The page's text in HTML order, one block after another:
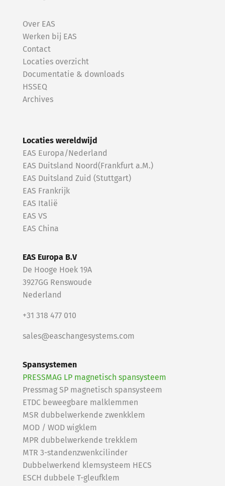
Spansystemen
PRESSMAG LP magnetisch spansysteem
Pressmag SP magnetisch spansysteem
ETDC beweegbare malklemmen
MSR dubbelwerkende zwenkklem
MOD / WOD wigklem
MPR dubbelwerkende trekklem
MTR 3-standenzwenkcilinder
Dubbelwerkend klemsysteem HECS
ESCH dubbele T-gleufklem
Over EAS
Werken bij EAS
Contact
Locaties overzicht
Documentatie & downloads
HSSEQ
Archives
Locaties wereldwijd
EAS Europa/Nederland
EAS Duitsland Noord(Frankfurt a.M.)
EAS Duitsland Zuid (Stuttgart)
EAS Frankrijk
EAS Italië
EAS VS
EAS China
EAS Europa B.V
De Hooge Hoek 19A
3927GG Renswoude
Nederland
+31 318 477 010
sales@easchangesystems.com